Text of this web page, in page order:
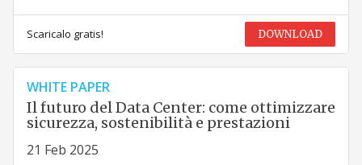
Scaricalo gratis! DOWNLOAD
WHITE PAPER
Il futuro del Data Center: come ottimizzare
sicurezza, sostenibilità e prestazioni
21 Feb 2025